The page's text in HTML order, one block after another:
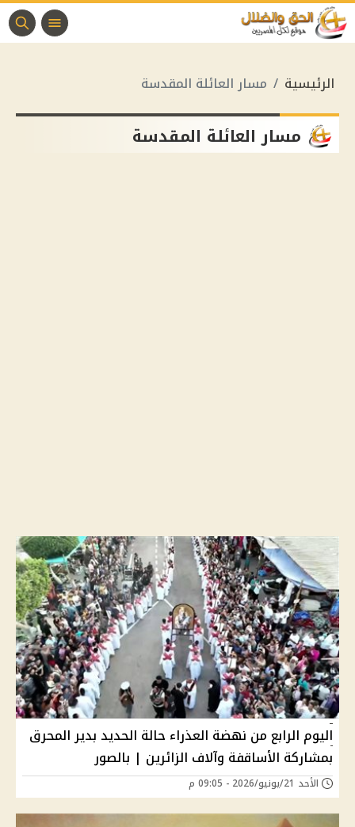
الرئيسية مسار العائلة المقدسة
مسار العائلة المقدسة
اليوم الرابع من نهضة العذراء حالة الحديد بدير المحرق
بمشاركة الأساقفة وآلاف الزائرين | بالصور
الأحد 21/يونيو/2026 - 09:05 م